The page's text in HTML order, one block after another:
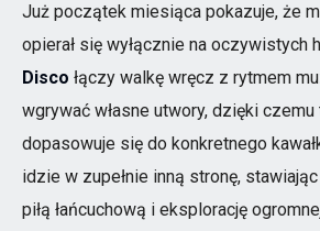
Już początek miesiąca pokazuje, że
opierał się wyłącznie na oczywistych
Disco łączy walkę wręcz z rytmem
wgrywać własne utwory, dzięki
dopasowuje się do konkretnego
idzie w zupełnie inną stronę,
piłą łańcuchową i eksplorację